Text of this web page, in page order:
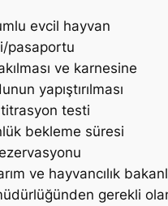
evcil hayvan
pasaportu
ve karnesine
yapıştırılması
testi
bekleme süresi
ve hayvancılık
gerekli